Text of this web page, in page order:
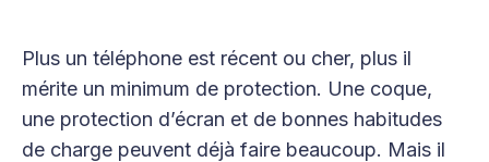
Plus un téléphone est récent ou cher, plus il
mérite un minimum de protection. Une coque,
une protection d’écran et de bonnes habitudes
de charge peuvent déjà faire beaucoup. Mais il